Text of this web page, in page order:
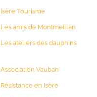
Isère Tourisme
Les amis de Montmeillan
Les ateliers des dauphins
Association Vauban
Résistance en Isère